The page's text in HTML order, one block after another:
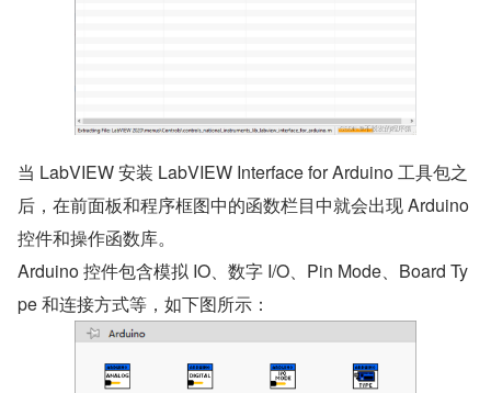
​当 LabVIEW 安装 LabVIEW Interface for Arduino 工具包之
后，在前面板和程序框图中的函数栏目中就会出现 Arduino
控件和操作函数库。
Arduino 控件包含模拟 IO、数字 I/O、Pin Mode、Board Ty
pe 和连接方式等，如下图所示：